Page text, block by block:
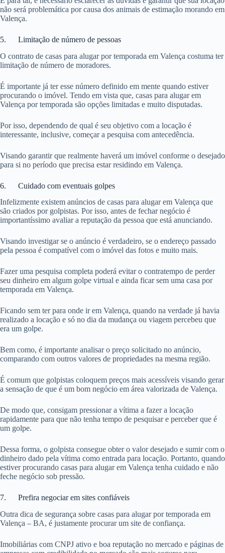
não será problemática por causa dos animais de estimação morando em
Valença.
5. Limitação de número de pessoas
O contrato de casas para alugar por temporada em Valença costuma ter
limitação de número de moradores.
É importante já ter esse número definido em mente quando estiver
procurando o imóvel. Tendo em vista que, casas para alugar em
Valença por temporada são opções limitadas e muito disputadas.
Por isso, dependendo de qual é seu objetivo com a locação é
interessante, inclusive, começar a pesquisa com antecedência.
Visando garantir que realmente haverá um imóvel conforme o desejado
para si no período que precisa estar residindo em Valença.
6. Cuidado com eventuais golpes
Infelizmente existem anúncios de casas para alugar em Valença que
são criados por golpistas. Por isso, antes de fechar negócio é
importantíssimo avaliar a reputação da pessoa que está anunciando.
Visando investigar se o anúncio é verdadeiro, se o endereço passado
pela pessoa é compatível com o imóvel das fotos e muito mais.
Fazer uma pesquisa completa poderá evitar o contratempo de perder
seu dinheiro em algum golpe virtual e ainda ficar sem uma casa por
temporada em Valença.
Ficando sem ter para onde ir em Valença, quando na verdade já havia
realizado a locação e só no dia da mudança ou viagem percebeu que
era um golpe.
Bem como, é importante analisar o preço solicitado no anúncio,
comparando com outros valores de propriedades na mesma região.
É comum que golpistas coloquem preços mais acessíveis visando gerar
a sensação de que é um bom negócio em área valorizada de Valença.
De modo que, consigam pressionar a vítima a fazer a locação
rapidamente para que não tenha tempo de pesquisar e perceber que é
um golpe.
Dessa forma, o golpista consegue obter o valor desejado e sumir com o
dinheiro dado pela vítima como entrada para locação. Portanto, quando
estiver procurando casas para alugar em Valença tenha cuidado e não
feche negócio sob pressão.
7. Prefira negociar em sites confiáveis
Outra dica de segurança sobre casas para alugar por temporada em
Valença – BA, é justamente procurar um site de confiança.
Imobiliárias com CNPJ ativo e boa reputação no mercado e páginas de